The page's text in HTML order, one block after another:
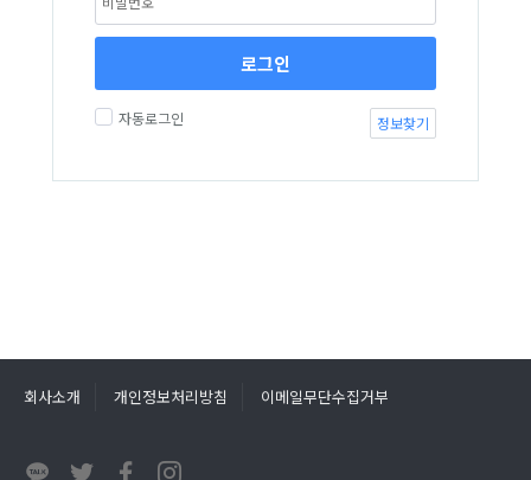
로그인
자동로그인 정보찾기
회사소개 개인정보처리방침 이메일무단수집거부